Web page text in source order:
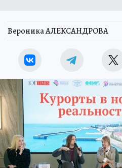
Вероника АЛЕКСАНДРОВА